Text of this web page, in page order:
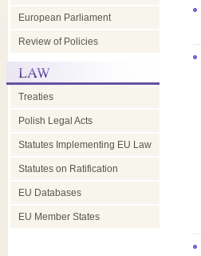
European Parliament
Review of Policies
Treaties
Polish Legal Acts
Statutes Implementing EU Law
Statutes on Ratification
EU Databases
EU Member States